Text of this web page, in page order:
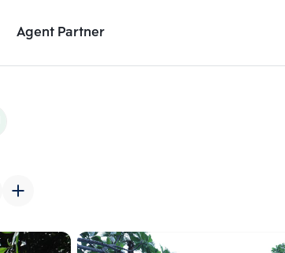
Agent Partner
Unit Details